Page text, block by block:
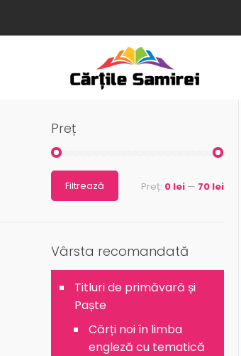
Preț
Filtrează Preț: 0 lei — 70 lei
Vârsta recomandată
Titluri de primăvară și
Paște
Cărți noi în limba
engleză cu tematică